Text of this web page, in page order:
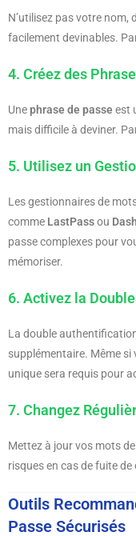
N’utilisez pas votre nom,
facilement devinables.
4. Créez des
Unephrase de passe est
mais difficile à deviner.
5. Utilisez un
Les gestionnaires de
comme LastPassou
passe complexes pour
mémoriser.
6. Activez la
La double
supplémentaire. Même
unique sera requis pour
7. Changez
Mettez à jour vos mots
risques en cas de fuite de
Outils
Passe Sécurisés